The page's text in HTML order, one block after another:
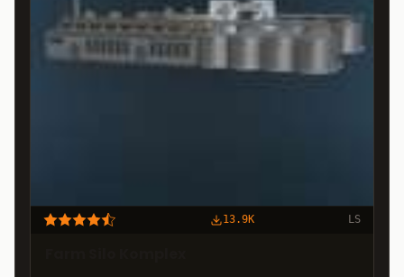
13.9K LS